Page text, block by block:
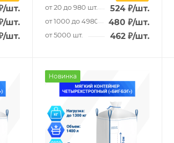
/шт.
/шт.
/шт.
от 20 до 980 шт. 524 ₽/шт.
от 1000 до 4980 шт.480 ₽/шт.
от 5000 шт. 462 ₽/шт.
Новинка